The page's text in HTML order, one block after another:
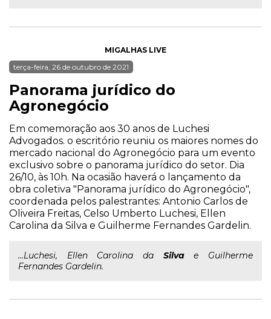
MIGALHAS LIVE
terça-feira, 26 de outubro de 2021
Panorama jurídico do
Agronegócio
Em comemoração aos 30 anos de Luchesi
Advogados. o escritório reuniu os maiores nomes do
mercado nacional do Agronegócio para um evento
exclusivo sobre o panorama jurídico do setor. Dia
26/10, às 10h. Na ocasião haverá o lançamento da
obra coletiva "Panorama jurídico do Agronegócio",
coordenada pelos palestrantes: Antonio Carlos de
Oliveira Freitas, Celso Umberto Luchesi, Ellen
Carolina da Silva e Guilherme Fernandes Gardelin.
...Luchesi, Ellen Carolina da Silvae Guilherme
Fernandes Gardelin.